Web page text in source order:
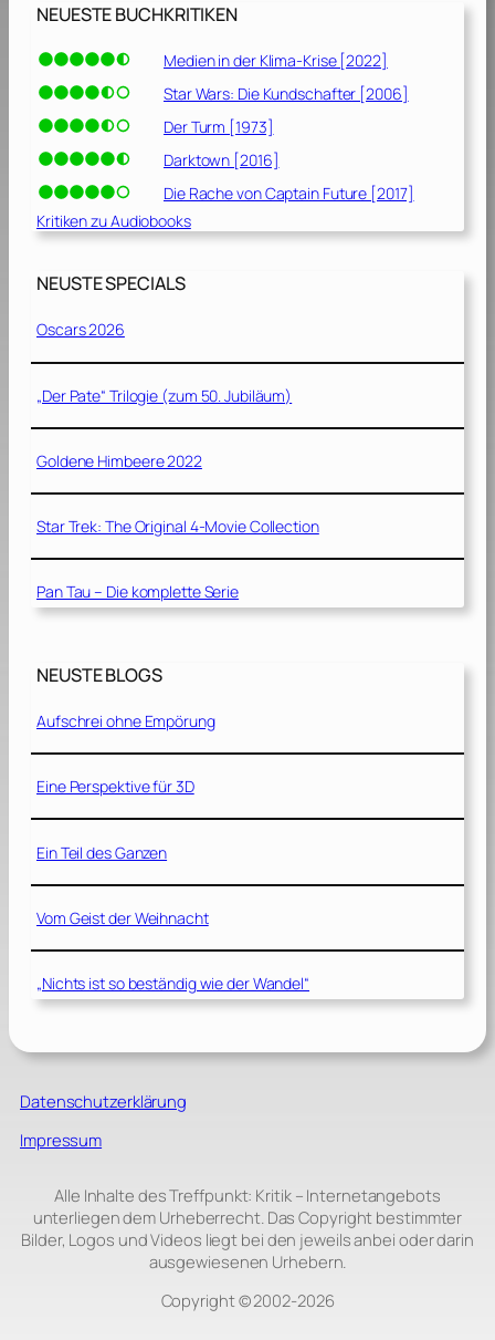
8
]
NEUESTE BUCHKRITIKEN
Medien in der Klima-Krise [2022]
Star Wars: Die Kundschafter [2006]
Der Turm [1973]
Darktown [2016]
Die Rache von Captain Future [2017]
Kritiken zu Audiobooks
NEUSTE SPECIALS
Oscars 2026
„Der Pate“ Trilogie (zum 50. Jubiläum)
Goldene Himbeere 2022
Star Trek: The Original 4-Movie Collection
Pan Tau – Die komplette Serie
NEUSTE BLOGS
Aufschrei ohne Empörung
Eine Perspektive für 3D
Ein Teil des Ganzen
Vom Geist der Weihnacht
„Nichts ist so beständig wie der Wandel“
Datenschutzerklärung
Impressum
Alle Inhalte des Treffpunkt: Kritik – Internetangebots
unterliegen dem Urheberrecht. Das Copyright bestimmter
Bilder, Logos und Videos liegt bei den jeweils anbei oder darin
ausgewiesenen Urhebern.
Copyright © 2002‑2026